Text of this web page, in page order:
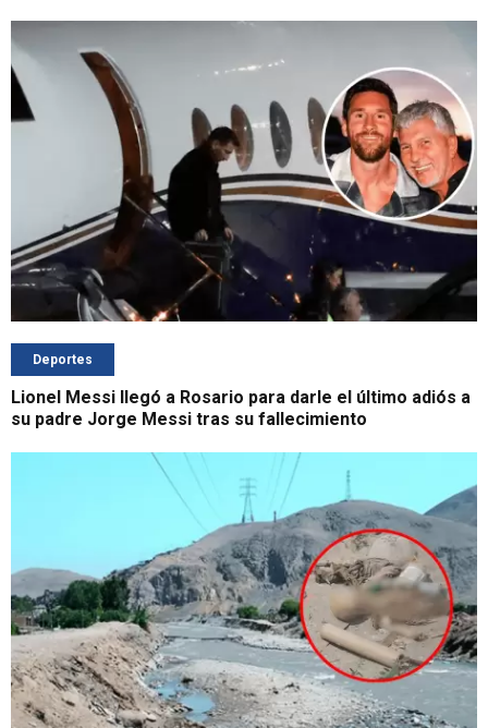
Deportes
Lionel Messi llegó a Rosario para darle el último adiós a
su padre Jorge Messi tras su fallecimiento